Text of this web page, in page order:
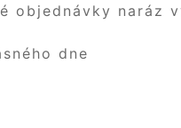
objednávky naráz
dne